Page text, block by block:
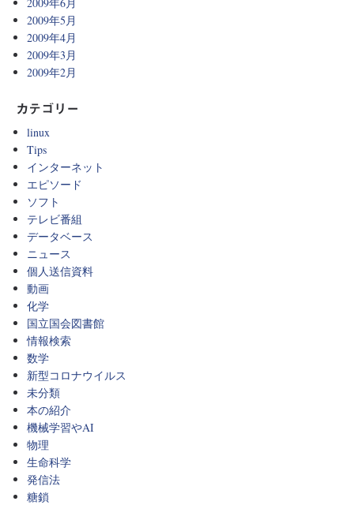
2009年6月
2009年5月
2009年4月
2009年3月
2009年2月
カテゴリー
linux
Tips
インターネット
エピソード
ソフト
テレビ番組
データベース
ニュース
個人送信資料
動画
化学
国立国会図書館
情報検索
数学
新型コロナウイルス
未分類
本の紹介
機械学習やAI
物理
生命科学
発信法
糖鎖